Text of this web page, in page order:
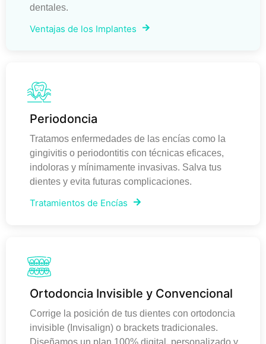
dentales.
Ventajas de los Implantes
Periodoncia
Tratamos enfermedades de las encías como la
gingivitis o periodontitis con técnicas eficaces,
indoloras y mínimamente invasivas. Salva tus
dientes y evita futuras complicaciones.
Tratamientos de Encías
Ortodoncia Invisible y Convencional
Corrige la posición de tus dientes con ortodoncia
invisible (Invisalign) o brackets tradicionales.